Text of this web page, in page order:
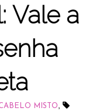
Vale a
MISTO,